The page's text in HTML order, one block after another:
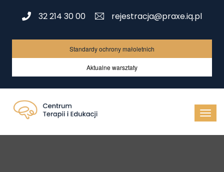
32 214 30 00 rejestracja@praxe.iq.pl
Standardy ochrony małoletnich
Aktualne warsztaty